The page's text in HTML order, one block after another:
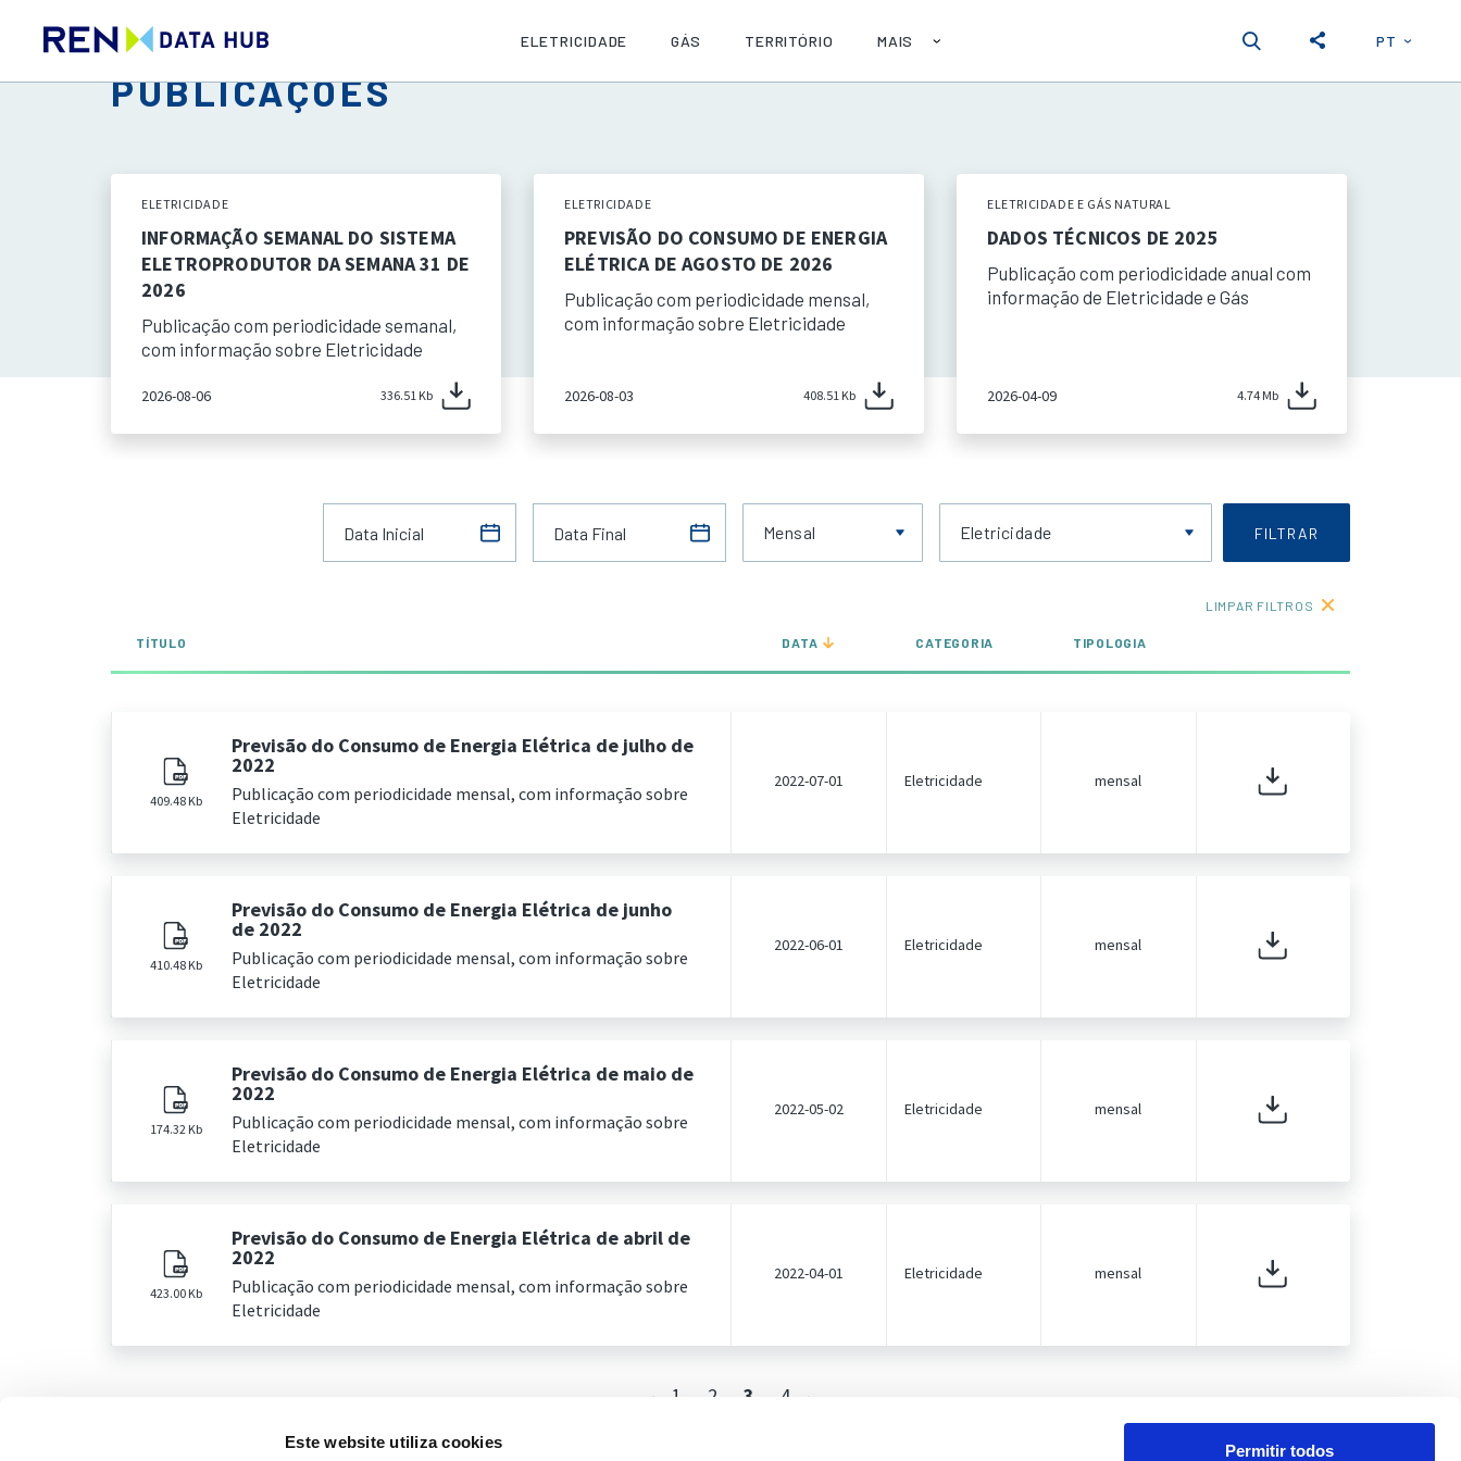
Este website utiliza cookies Permitir todos
ELETRICIDADE GÁS TERRITÓRIO MAIS
PT
PUBLICAÇÕES
ELETRICIDADE
INFORMAÇÃO SEMANAL DO SISTEMA
ELETROPRODUTOR DA SEMANA 31 DE
2026
Publicação com periodicidade semanal,
com informação sobre Eletricidade
2026-08-06 336.51 Kb
ELETRICIDADE
PREVISÃO DO CONSUMO DE ENERGIA
ELÉTRICA DE AGOSTO DE 2026
Publicação com periodicidade mensal,
com informação sobre Eletricidade
2026-08-03 408.51 Kb
ELETRICIDADE E GÁS NATURAL
DADOS TÉCNICOS DE 2025
Publicação com periodicidade anual com
informação de Eletricidade e Gás
2026-04-09 4.74 Mb
Mensal Eletricidade FILTRAR
LIMPAR FILTROS
TÍTULO DATA CATEGORIA TIPOLOGIA
409.48 Kb
Previsão do Consumo de Energia Elétrica de julho de
2022
Publicação com periodicidade mensal, com informação sobre
Eletricidade
2022-07-01 Eletricidade mensal
410.48 Kb
Previsão do Consumo de Energia Elétrica de junho
de 2022
Publicação com periodicidade mensal, com informação sobre
Eletricidade
2022-06-01 Eletricidade mensal
174.32 Kb
Previsão do Consumo de Energia Elétrica de maio de
2022
Publicação com periodicidade mensal, com informação sobre
Eletricidade
2022-05-02 Eletricidade mensal
423.00 Kb
Previsão do Consumo de Energia Elétrica de abril de
2022
Publicação com periodicidade mensal, com informação sobre
Eletricidade
2022-04-01 Eletricidade mensal
1 2 3 4